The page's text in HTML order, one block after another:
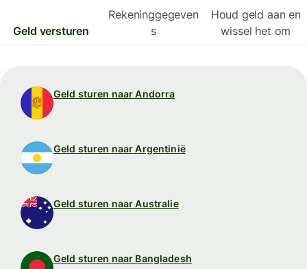
Geld versturen
Rekeninggegeven
s
Houd geld aan en
wissel het om
Geld sturen naar Andorra
Geld sturen naar Argentinië
Geld sturen naar Australie
Geld sturen naar Bangladesh